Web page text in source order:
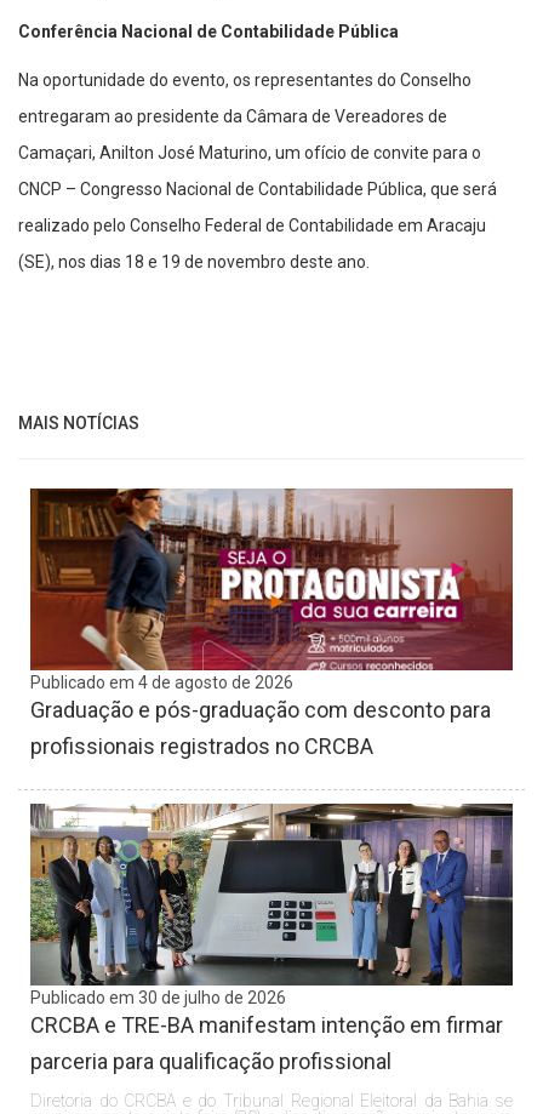
Conferência Nacional de Contabilidade Pública
Na oportunidade do evento, os representantes do Conselho
entregaram ao presidente da Câmara de Vereadores de
Camaçari, Anilton José Maturino, um ofício de convite para o
CNCP – Congresso Nacional de Contabilidade Pública, que será
realizado pelo Conselho Federal de Contabilidade em Aracaju
(SE), nos dias 18 e 19 de novembro deste ano.
MAIS NOTÍCIAS
Publicado em 4 de agosto de 2026
Graduação e pós-graduação com desconto para
profissionais registrados no CRCBA
Publicado em 30 de julho de 2026
CRCBA e TRE-BA manifestam intenção em firmar
parceria para qualificação profissional
Diretoria do CRCBA e do Tribunal Regional Eleitoral da Bahia se